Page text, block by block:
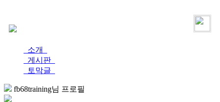
소개
게시판
토막글
fb68training님 프로필